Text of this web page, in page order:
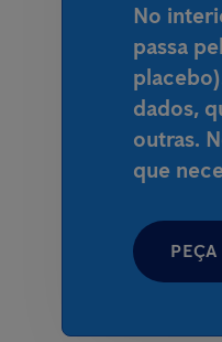
No
passa
dados,
outras.
que